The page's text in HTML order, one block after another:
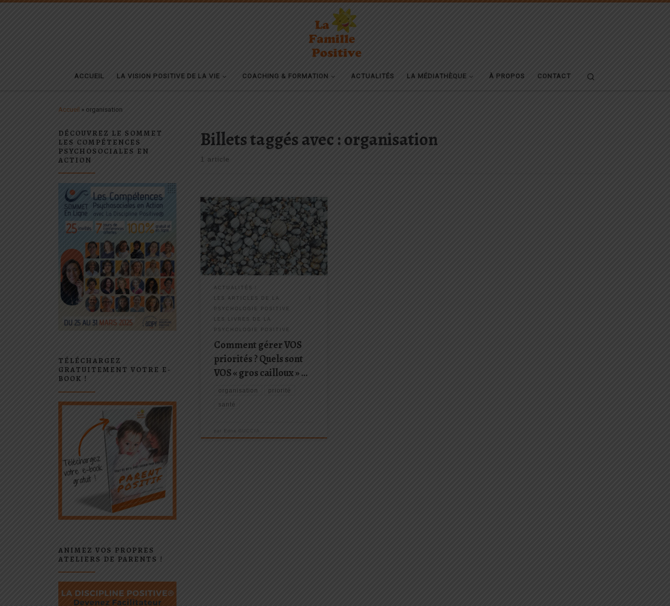
ACCUEIL LA VISION POSITIVE DE LA VIE COACHING & FORMATION ACTUALITÉS LA MÉDIATHÈQUE À PROPOS CONTACT
Accueil » organisation
Billets taggés avec : organisation
1 article
C’est important de prendre le temps
de se poser un moment et de réfléchir
à la question « Quels sont MES gros
cailloux ? » Je partage avec vous
dans cet article un extrait du
livre Priorité aux priorités : Vivre,
aimer, apprendre […]
ACTUALITÉS
LES ARTICLES DE LA
PSYCHOLOGIE POSITIVE
LES LIVRES DE LA
PSYCHOLOGIE POSITIVE
Comment gérer VOS
priorités ? Quels sont
VOS « gros cailloux » …
organisation priorité
santé
par Edna GUCCIA
DÉCOUVREZ LE SOMMET
LES COMPÉTENCES
PSYCHOSOCIALES EN
ACTION
TÉLÉCHARGEZ
GRATUITEMENT VOTRE E-
BOOK !
ANIMEZ VOS PROPRES
ATELIERS DE PARENTS !